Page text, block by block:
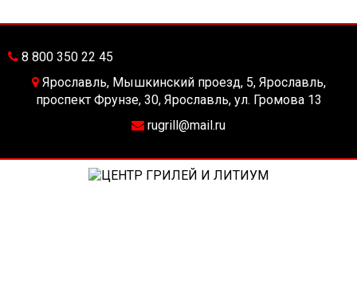
8 800 350 22 45
Ярославль, Мышкинский проезд, 5, Ярославль,
проспект Фрунзе, 30, Ярославль, ул. Громова 13
rugrill@mail.ru